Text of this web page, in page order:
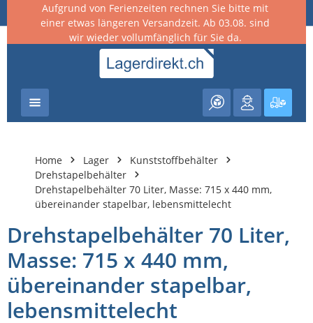
springen
Aufgrund von Ferienzeiten rechnen Sie bitte mit
einer etwas längeren Versandzeit. Ab 03.08. sind
wir wieder vollumfänglich für Sie da.
Home Lager
Kunststoffbehälter
Drehstapelbehälter
Drehstapelbehälter 70 Liter, Masse: 715 x 440 mm,
übereinander stapelbar, lebensmittelecht
Drehstapelbehälter 70 Liter,
Masse: 715 x 440 mm,
übereinander stapelbar,
lebensmittelecht